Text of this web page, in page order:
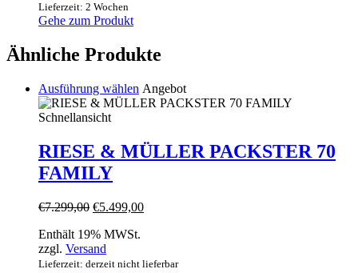
Lieferzeit: 2 Wochen
Gehe zum Produkt
Ähnliche Produkte
Ausführung wählen Dieses
Produkt
Varianten
auf.
können
auf
gewählt
Angebot
Schnellansicht
RIESE & MÜLLER PACKSTER 70
FAMILY
€7.299,00 €5.499,00
Enthält 19% MWSt.
zzgl. Versand
Lieferzeit: derzeit nicht lieferbar